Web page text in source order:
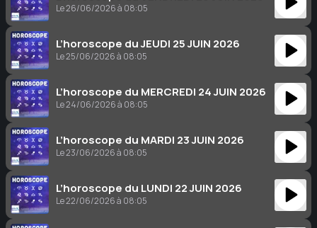
Le 26/06/2026 à 08:05
L’horoscope du JEUDI 25 JUIN 2026
Le 25/06/2026 à 08:05
L’horoscope du MERCREDI 24 JUIN 2026
Le 24/06/2026 à 08:05
L’horoscope du MARDI 23 JUIN 2026
Le 23/06/2026 à 08:05
L’horoscope du LUNDI 22 JUIN 2026
Le 22/06/2026 à 08:05